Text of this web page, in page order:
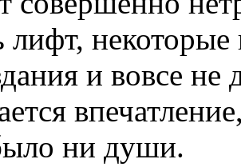
лифт,
и вовсе не
ни души.